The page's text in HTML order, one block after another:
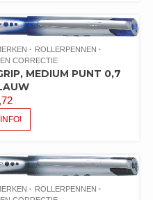
ROLLERPENNEN
CORRECTIE
MEDIUM PUNT 0,7
ROLLERPENNEN